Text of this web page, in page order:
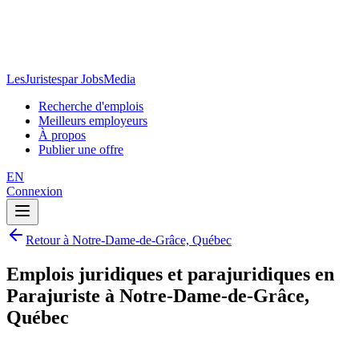
LesJuristespar JobsMedia
Recherche d'emplois
Meilleurs employeurs
À propos
Publier une offre
EN
Connexion
Retour à Notre-Dame-de-Grâce, Québec
Emplois juridiques et parajuridiques en
Parajuriste à Notre-Dame-de-Grâce,
Québec